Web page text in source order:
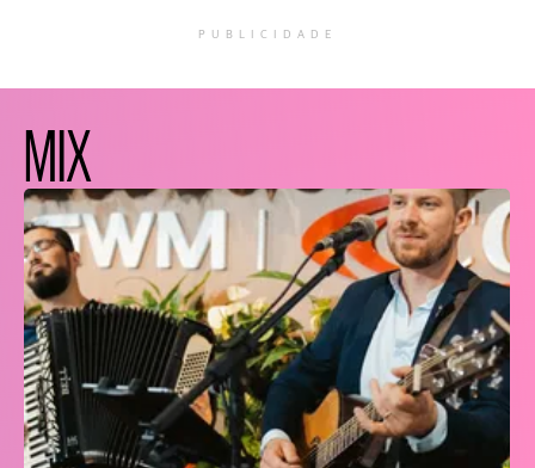
PUBLICIDADE
MIX